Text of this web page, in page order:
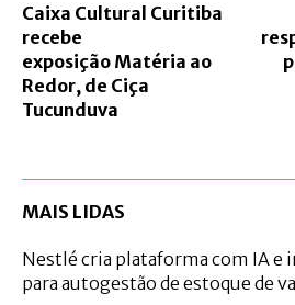
Caixa Cultural Curitiba
recebe
exposição Matéria ao
Redor, de Ciça
Tucunduva
MAIS LIDAS
Nestlé cria plataforma com IA e
para autogestão de estoque de